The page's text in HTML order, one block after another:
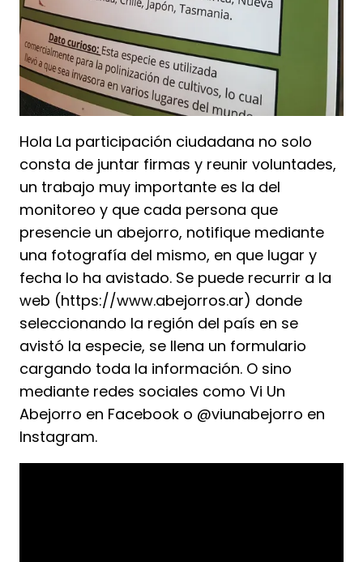
Hola La participación ciudadana no solo
consta de juntar firmas y reunir voluntades,
un trabajo muy importante es la del
monitoreo y que cada persona que
presencie un abejorro, notifique mediante
una fotografía del mismo, en que lugar y
fecha lo ha avistado. Se puede recurrir a la
web (https://www.abejorros.ar) donde
seleccionando la región del país en se
avistó la especie, se llena un formulario
cargando toda la información. O sino
mediante redes sociales como Vi Un
Abejorro en Facebook o @viunabejorro en
Instagram.